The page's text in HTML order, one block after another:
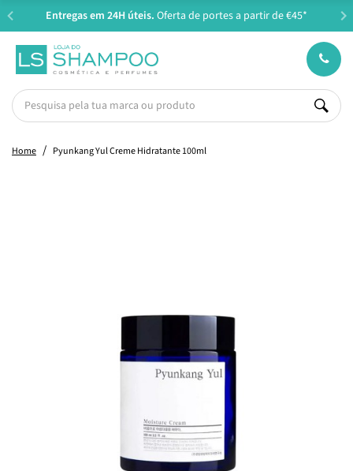
Entregas em 24H úteis. Oferta de portes a partir de €45*
Home Pyunkang Yul Creme Hidratante 100ml